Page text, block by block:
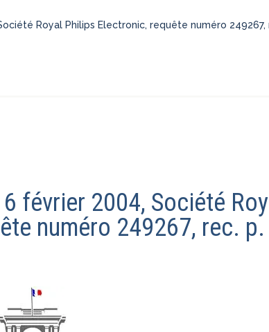
Royal Philips Electronic, requête numéro 249267,
février 2004, Société
numéro 249267, rec. p.